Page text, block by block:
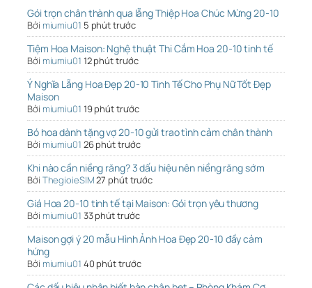
Gói trọn chân thành qua lẵng Thiệp Hoa Chúc Mừng 20-10
Bởi miumiu01 5 phút trước
Tiệm Hoa Maison: Nghệ thuật Thi Cắm Hoa 20-10 tinh tế
Bởi miumiu01 12 phút trước
Ý Nghĩa Lẵng Hoa Đẹp 20-10 Tinh Tế Cho Phụ Nữ Tốt Đẹp
Maison
Bởi miumiu01 19 phút trước
Bó hoa dành tặng vợ 20-10 gửi trao tình cảm chân thành
Bởi miumiu01 26 phút trước
Khi nào cần niềng răng? 3 dấu hiệu nên niềng răng sớm
Bởi ThegioieSIM27 phút trước
Giá Hoa 20-10 tinh tế tại Maison: Gói trọn yêu thương
Bởi miumiu01 33 phút trước
Maison gợi ý 20 mẫu Hình Ảnh Hoa Đẹp 20-10 đầy cảm
hứng
Bởi miumiu01 40 phút trước